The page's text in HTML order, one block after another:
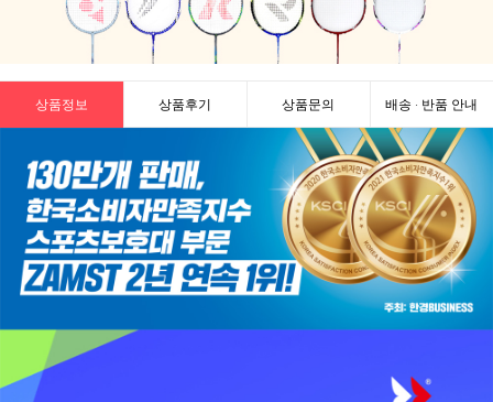
상품정보 상품후기 상품문의 배송 · 반품 안내